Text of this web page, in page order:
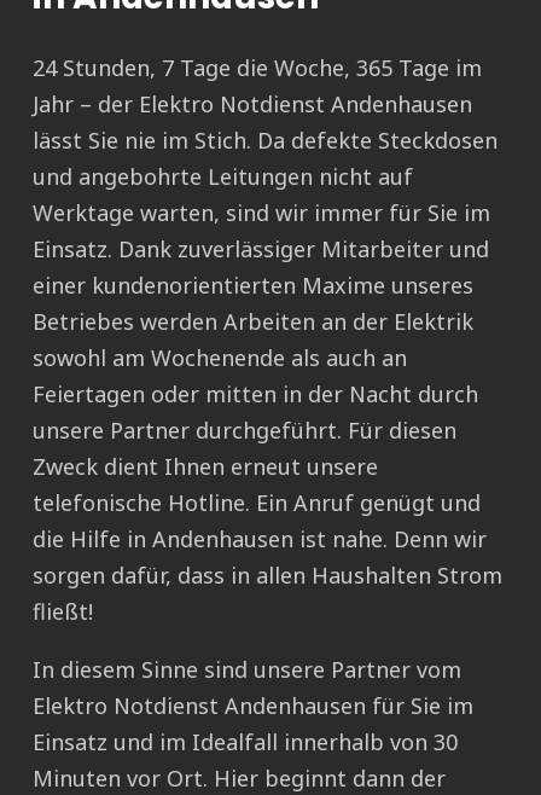
24 Stunden, 7 Tage die Woche, 365 Tage im
Jahr – der Elektro Notdienst Andenhausen
lässt Sie nie im Stich. Da defekte Steckdosen
und angebohrte Leitungen nicht auf
Werktage warten, sind wir immer für Sie im
Einsatz. Dank zuverlässiger Mitarbeiter und
einer kundenorientierten Maxime unseres
Betriebes werden Arbeiten an der Elektrik
sowohl am Wochenende als auch an
Feiertagen oder mitten in der Nacht durch
unsere Partner durchgeführt. Für diesen
Zweck dient Ihnen erneut unsere
telefonische Hotline. Ein Anruf genügt und
die Hilfe in Andenhausen ist nahe. Denn wir
sorgen dafür, dass in allen Haushalten Strom
fließt!
In diesem Sinne sind unsere Partner vom
Elektro Notdienst Andenhausen für Sie im
Einsatz und im Idealfall innerhalb von 30
Minuten vor Ort. Hier beginnt dann der